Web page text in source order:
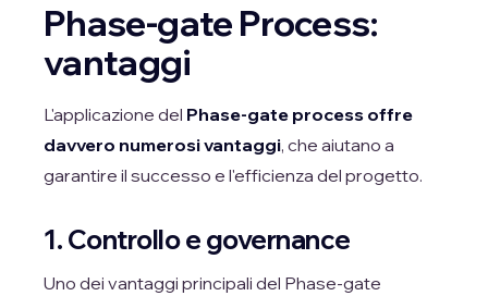
Phase-gate Process:
vantaggi
L'applicazione del Phase-gate process offre
davvero numerosi vantaggi, che aiutano a
garantire il successo e l'efficienza del progetto.
1. Controllo e governance
Uno dei vantaggi principali del Phase-gate